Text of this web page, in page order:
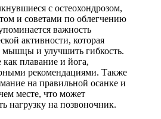
с остеохондрозом,
и советами по облегчению
важность
активности, которая
мышцы и улучшить гибкость.
плавание и йога,
рекомендациями. Также
на правильной осанке и
месте, что может
нагрузку на позвоночник.